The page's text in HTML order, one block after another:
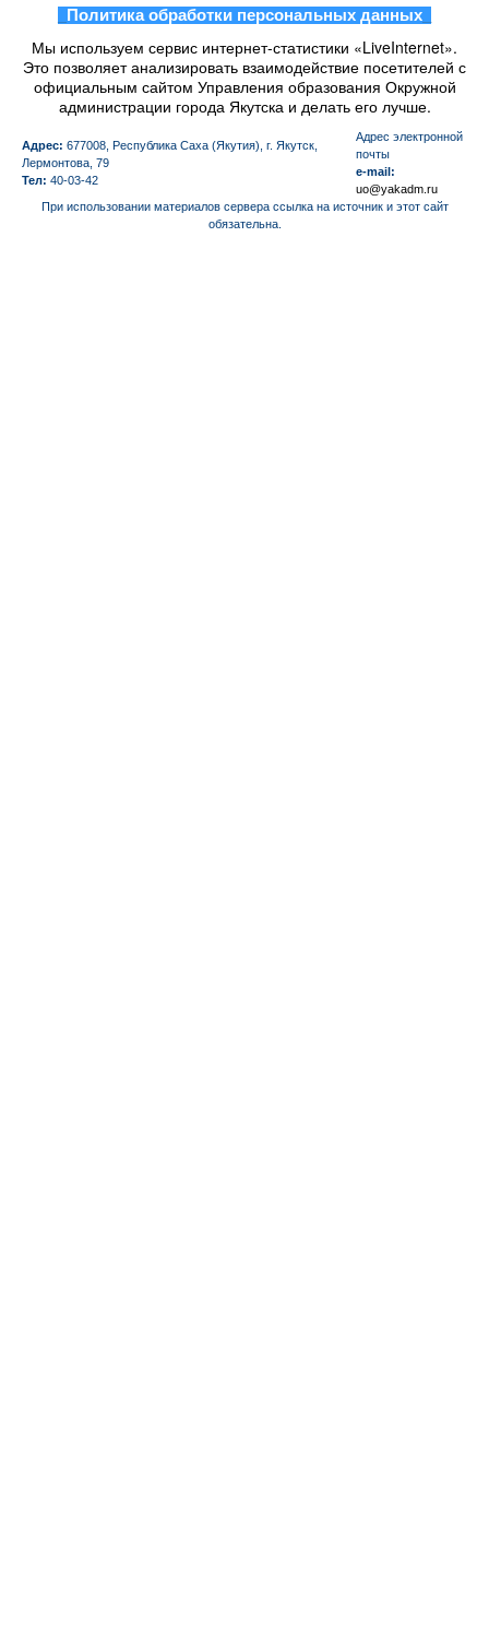
Политика обработки персональных данных
Мы используем сервис интернет-статистики «LiveInternet».
Это позволяет анализировать взаимодействие посетителей с
официальным сайтом Управления образования Окружной
администрации города Якутска и делать его лучше.
Адрес: 677008, Республика Саха (Якутия), г. Якутск,
Лермонтова, 79
Тел: 40-03-42
Aдрес электронной
почты
e-mail:
uo@yakadm.ru
При использовании материалов сервера ссылка на источник и этот сайт
обязательна.